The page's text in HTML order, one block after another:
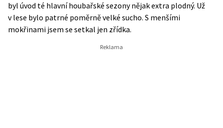
byl úvod té hlavní houbařské sezony nějak extra plodný. Už
v lese bylo patrné poměrně velké sucho. S menšími
mokřinami jsem se setkal jen zřídka.